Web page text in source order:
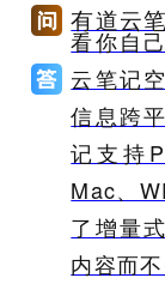
有道云
看你自
云笔记
信息跨
记支持
Mac、
了增量
内容而